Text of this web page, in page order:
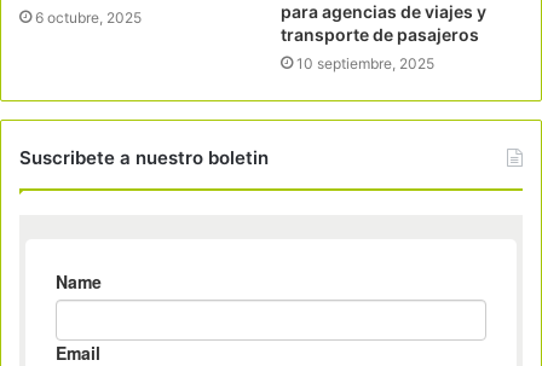
6 octubre, 2025
para agencias de viajes y
transporte de pasajeros
10 septiembre, 2025
Suscribete a nuestro boletin